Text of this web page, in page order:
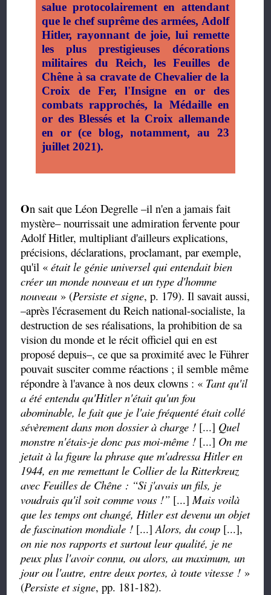
salue protocolairement en attendant
que le chef suprême des armées, Adolf
Hitler, rayonnant de joie, lui remette
les plus prestigieuses décorations
militaires du Reich, les Feuilles de
Chêne à sa cravate de Chevalier de la
Croix de Fer, l'Insigne en or des
combats rapprochés, la Médaille en
or des Blessés et la Croix allemande
en or (ce blog, notamment, au 23
juillet 2021).
On sait que Léon Degrelle –il n'en a jamais fait
mystère– nourrissait une admiration fervente pour
Adolf Hitler, multipliant d'ailleurs explications,
précisions, déclarations, proclamant, par exemple,
qu'il «était le génie universel qui entendait bien
créer un monde nouveau et un type d'homme
nouveau » (Persiste et signe, p. 179). Il savait aussi,
–après l'écrasement du Reich national-socialiste, la
destruction de ses réalisations, la prohibition de sa
vision du monde et le récit officiel qui en est
proposé depuis–, ce que sa proximité avec le Führer
pouvait susciter comme réactions ; il semble même
répondre à l'avance à nos deux clowns : « Tant qu'il
a été entendu qu'Hitler n'était qu'un fou
abominable, le fait que je l'aie fréquenté était collé
sévèrement dans mon dossier à charge ! [...] Quel
monstre n'étais-je donc pas moi-même ! [...] On me
jetait à la figure la phrase que m'adressa Hitler en
1944, en me remettant le Collier de la Ritterkreuz
avec Feuilles de Chêne : “Si j'avais un fils, je
voudrais qu'il soit comme vous !” [...] Mais voilà
que les temps ont changé, Hitler est devenu un objet
de fascination mondiale ! [...]Alors, du coup [...],
on nie nos rapports et surtout leur qualité, je ne
peux plus l'avoir connu, ou alors, au maximum, un
jour ou l'autre, entre deux portes, à toute vitesse ! »
(Persiste et signe, pp. 181-182).